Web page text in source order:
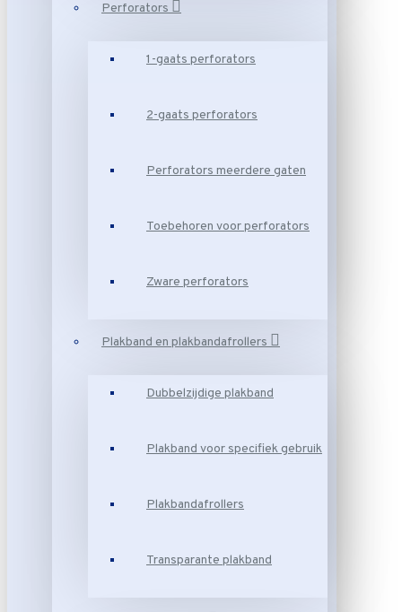
Perforators
1-gaats perforators
2-gaats perforators
Perforators meerdere gaten
Toebehoren voor perforators
Zware perforators
Plakband en plakbandafrollers
Dubbelzijdige plakband
Plakband voor specifiek gebruik
Plakbandafrollers
Transparante plakband